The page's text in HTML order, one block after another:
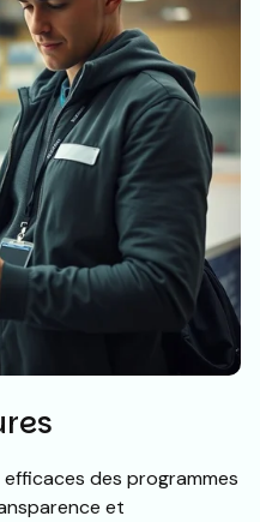
des programmes
et